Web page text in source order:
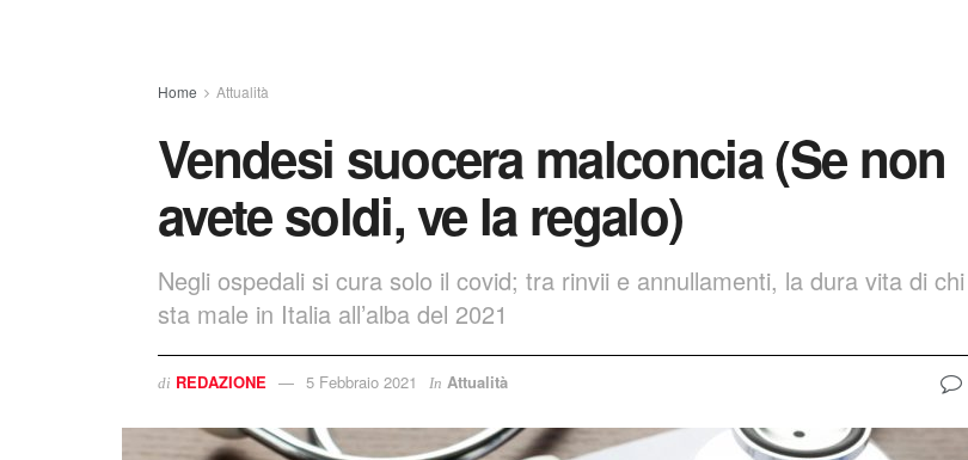
Home Attualità
Vendesi suocera malconcia (Se non
avete soldi, ve la regalo)
Negli ospedali si cura solo il covid; tra rinvii e annullamenti, la dura vita di chi
sta male in Italia all’alba del 2021
di REDAZIONE 5 Febbraio 2021 In Attualità